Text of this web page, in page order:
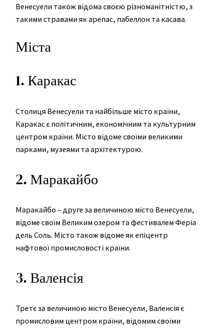
Венесуели також відома своєю різноманітністю, з
такими стравами як арепас, пабеллон та касава.
Міста
1. Каракас
Столиця Венесуели та найбільше місто країни,
Каракас є політичним, економічним та культурним
центром країни. Місто відоме своїми великими
парками, музеями та архітектурою.
2. Маракайбо
Маракайбо – друге за величиною місто Венесуели,
відоме своїм Великим озером та фестивалем Феріа
дель Соль. Місто також відоме як епіцентр
нафтової промисловості країни.
3. Валенсія
Третє за величиною місто Венесуели, Валенсія є
промисловим центром країни, відомим своїми